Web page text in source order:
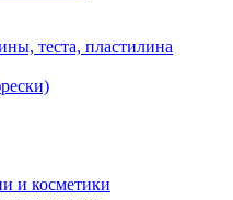
теста, пластилина
и косметики